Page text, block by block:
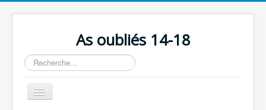
As oubliés 14-18
Rechercher
Basculer
la